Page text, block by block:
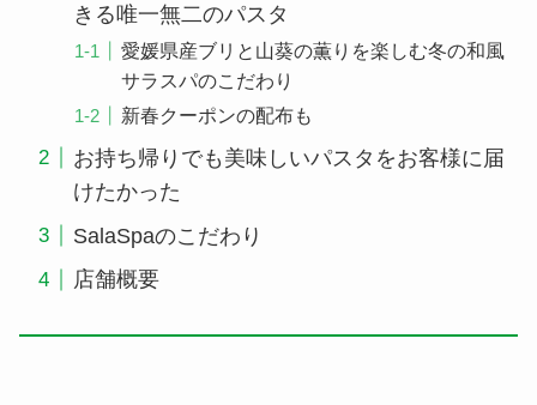
きる唯一無二のパスタ
愛媛県産ブリと山葵の薫りを楽しむ冬の和風
サラスパのこだわり
新春クーポンの配布も
お持ち帰りでも美味しいパスタをお客様に届
けたかった
SalaSpaのこだわり
店舗概要